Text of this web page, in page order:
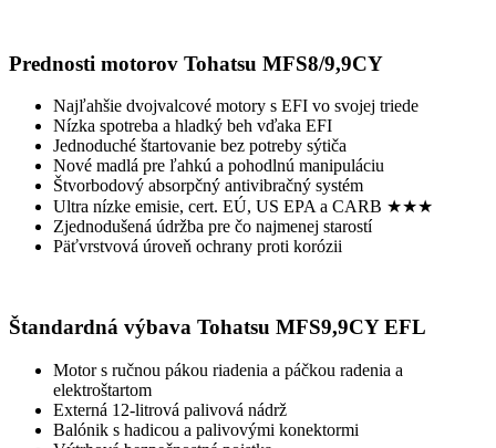
Prednosti motorov Tohatsu MFS8/9,9CY
Najľahšie dvojvalcové motory s EFI vo svojej triede
Nízka spotreba a hladký beh vďaka EFI
Jednoduché štartovanie bez potreby sýtiča
Nové madlá pre ľahkú a pohodlnú manipuláciu
Štvorbodový absorpčný antivibračný systém
Ultra nízke emisie, cert. EÚ, US EPA a CARB ★★★
Zjednodušená údržba pre čo najmenej starostí
Päťvrstvová úroveň ochrany proti korózii
Štandardná výbava Tohatsu MFS9,9CY EFL
Motor s ručnou pákou riadenia a páčkou radenia a
elektroštartom
Externá 12-litrová palivová nádrž
Balónik s hadicou a palivovými konektormi